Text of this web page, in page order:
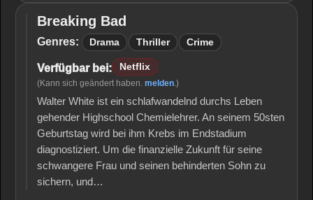
Breaking
Bad
Breaking Bad
Genres: Drama Thriller Crime
Verfügbar bei: Netflix
(Kann sich geändert haben. melden.)
Walter White ist ein schlafwandelnd durchs Leben
gehender Highschool Chemielehrer. An seinem 50sten
Geburtstag wird bei ihm Krebs im Endstadium
diagnostiziert. Um die finanzielle Zukunft für seine
schwangere Frau und seinen behinderten Sohn zu
sichern, und…